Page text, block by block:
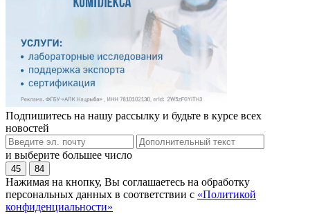
Подпишитесь на нашу рассылку и будьте в курсе всех
новостей
и выберите большее число
45 84
Нажимая на кнопку, Вы соглашаетесь на обработку
персональных данных в соответствии с «Политикой
конфиденциальности»